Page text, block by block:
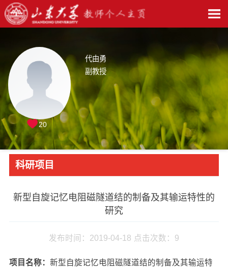
代由勇
副教授
20
科研项目
新型自旋记忆电阻磁隧道结的制备及其输运特性的
研究
发布时间：2019-04-18 点击次数： 9
项目名称： 新型自旋记忆电阻磁隧道结的制备及其输运特